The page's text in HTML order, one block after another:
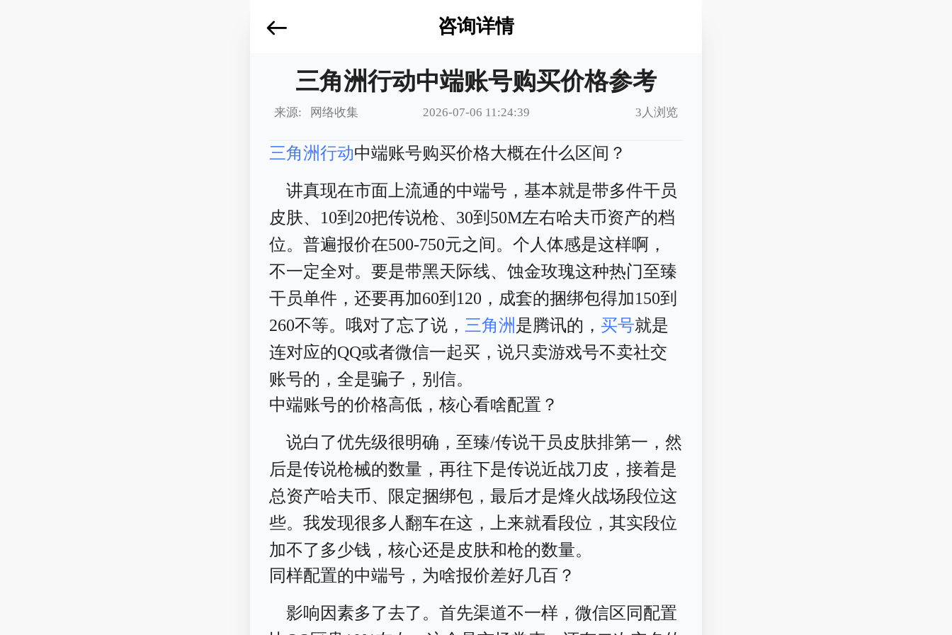
咨询详情
三角洲行动中端账号购买价格参考
来源: 网络收集 2026-07-06 11:24:39 3人浏览
三角洲行动中端账号购买价格大概在什么区间？
讲真现在市面上流通的中端号，基本就是带多件干员
皮肤、10到20把传说枪、30到50M左右哈夫币资产的档
位。普遍报价在500-750元之间。个人体感是这样啊，
不一定全对。要是带黑天际线、蚀金玫瑰这种热门至臻
干员单件，还要再加60到120，成套的捆绑包得加150到
260不等。哦对了忘了说， 三角洲是腾讯的， 买号就是
连对应的QQ或者微信一起买，说只卖游戏号不卖社交
账号的，全是骗子，别信。
中端账号的价格高低，核心看啥配置？
说白了优先级很明确，至臻/传说干员皮肤排第一，然
后是传说枪械的数量，再往下是传说近战刀皮，接着是
总资产哈夫币、限定捆绑包，最后才是烽火战场段位这
些。我发现很多人翻车在这，上来就看段位，其实段位
加不了多少钱，核心还是皮肤和枪的数量。
同样配置的中端号，为啥报价差好几百？
影响因素多了去了。首先渠道不一样，微信区同配置